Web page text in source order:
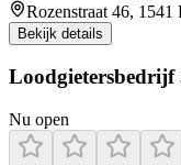
Rozenstraat 46, 1541
Bekijk details
Loodgietersbedrijf
Nu open